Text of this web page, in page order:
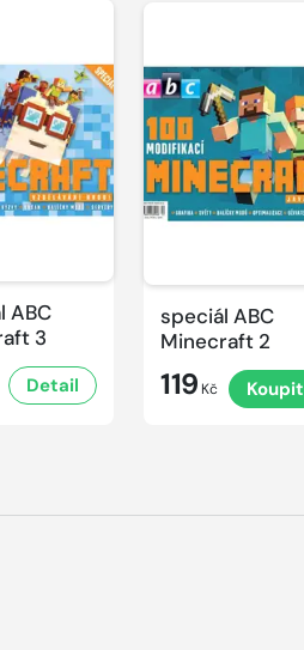
ABC
3
Detail
speciál ABC
Minecraft 2
119 Kč Koupit